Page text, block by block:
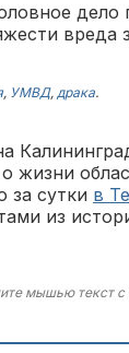
, УМВД, драка.
жизни
за сутки в
из
мышью текст с